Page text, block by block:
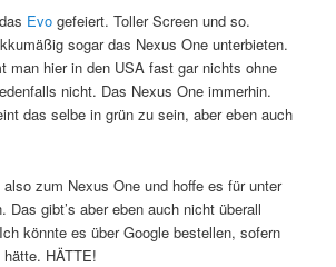
Evo gefeiert. Toller Screen und so.
sogar das Nexus One unterbieten.
man hier in den USA fast gar nichts ohne
nicht. Das Nexus One immerhin.
das selbe in grün zu sein, aber eben auch
zum Nexus One und hoffe es für unter
Das gibt’s aber eben auch nicht überall
könnte es über Google bestellen, sofern
HÄTTE!